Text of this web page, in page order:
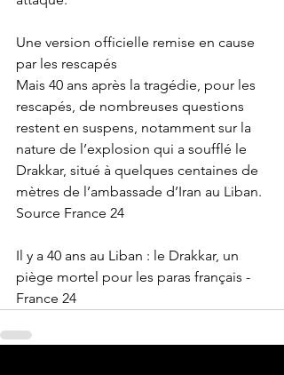
Une version officielle remise en cause
par les rescapés
Mais 40 ans après la tragédie, pour les
rescapés, de nombreuses questions
restent en suspens, notamment sur la
nature de l’explosion qui a soufflé le
Drakkar, situé à quelques centaines de
mètres de l’ambassade d’Iran au Liban.
Source France 24
Il y a 40 ans au Liban : le Drakkar, un
piège mortel pour les paras français -
France 24